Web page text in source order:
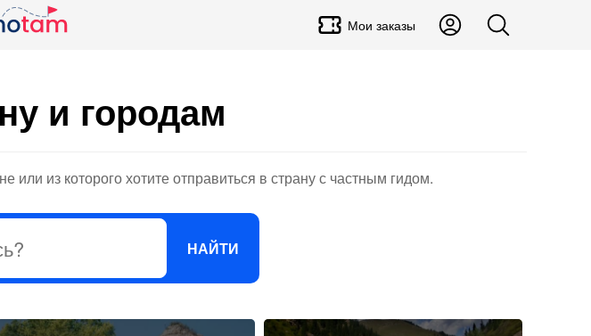
Мои заказы
и городам
или из которого хотите отправиться в страну с частным гидом.
НАЙТИ